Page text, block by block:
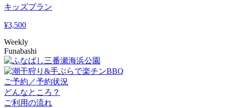
キッズプラン
¥3,500
Weekly
Funabashi
ご予約／予約状況
どんなところ？
ご利用の流れ